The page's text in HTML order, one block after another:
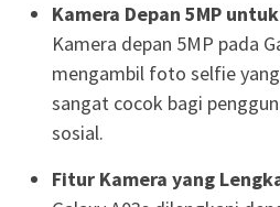
Kamera Depan 5MP
Kamera depan 5MP pada
mengambil foto selfie
sangat cocok bagi
sosial.
Fitur Kamera yang